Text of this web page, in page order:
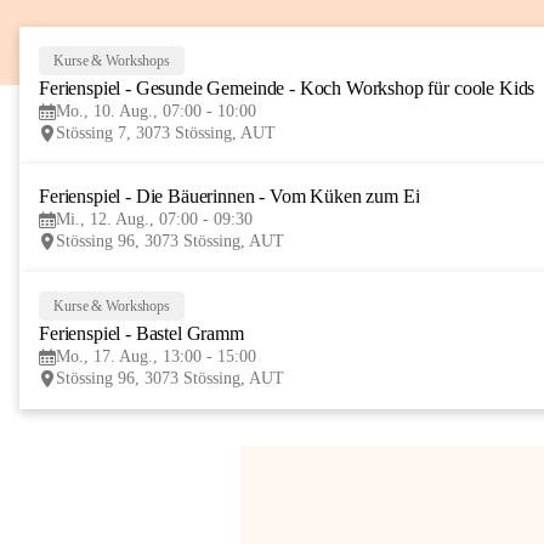
Kurse & Workshops
Ferienspiel - Gesunde Gemeinde - Koch Workshop für coole Kids
Mo., 10. Aug., 07:00 - 10:00
Stössing 7, 3073 Stössing, AUT
Ferienspiel - Die Bäuerinnen - Vom Küken zum Ei
Mi., 12. Aug., 07:00 - 09:30
Stössing 96, 3073 Stössing, AUT
Kurse & Workshops
Ferienspiel - Bastel Gramm
Mo., 17. Aug., 13:00 - 15:00
Stössing 96, 3073 Stössing, AUT